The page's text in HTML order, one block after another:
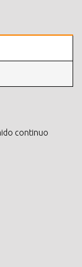
continuo